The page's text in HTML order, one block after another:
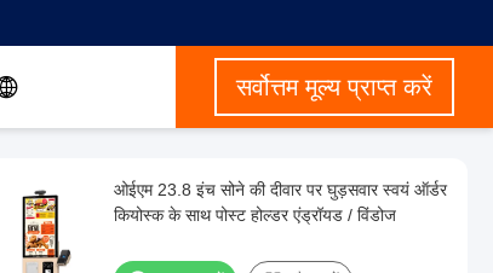
सर्वोत्तम मूल्य प्राप्त करें
ओईएम 23.8 इंच सोने की दीवार पर घुड़सवार स्वयं ऑर्डर
कियोस्क के साथ पोस्ट होल्डर एंड्रॉयड / विंडोज